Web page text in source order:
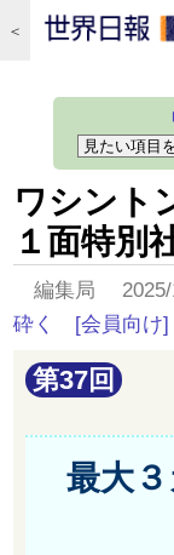
＜
ワシント
１面特別
編集局
砕く
[会員向け]
第37回
最大